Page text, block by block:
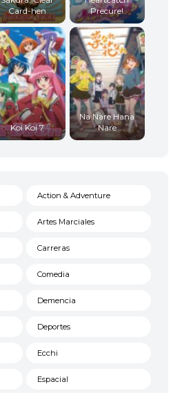
Card-hen
Precure!
Koi Koi 7
Na Nare Hana
Nare
Action & Adventure
Artes Marciales
Carreras
Comedia
Demencia
Deportes
Ecchi
Espacial